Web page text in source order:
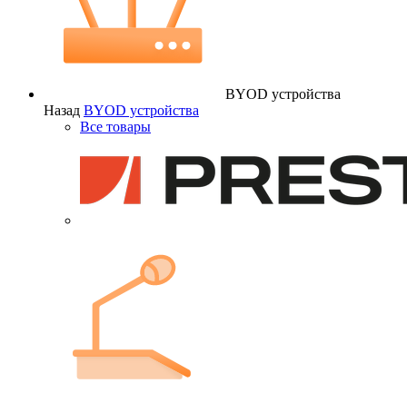
BYOD устройства
Назад BYOD устройства
Все товары